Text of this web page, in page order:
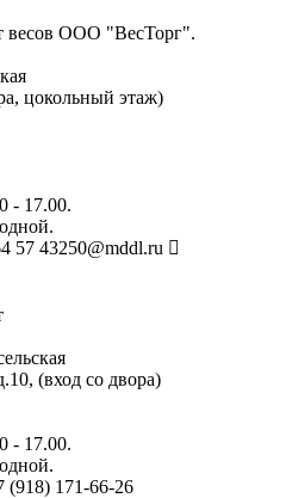
весов ООО "ВесТорг".
цокольный этаж)
- 17.00.
57 43250@mddl.ru
(вход со двора)
- 17.00.
(918) 171-66-26